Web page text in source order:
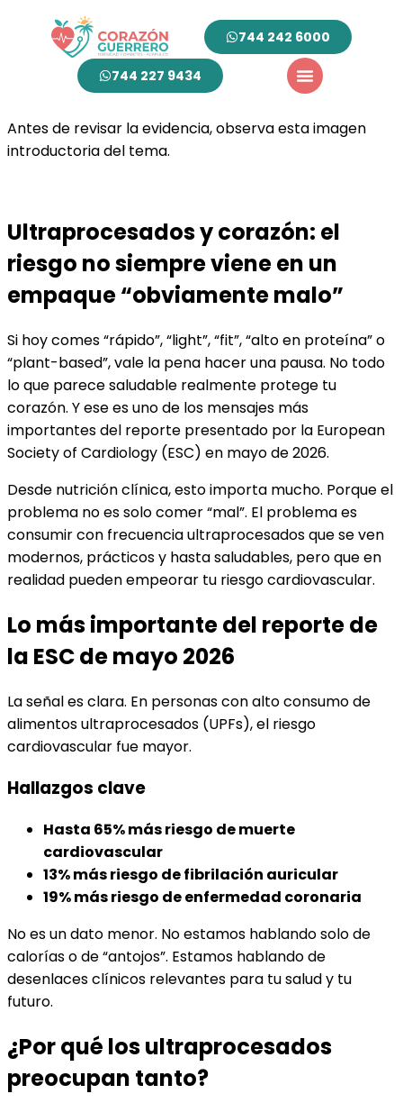
744 242 6000
744 227 9434
Antes de revisar la evidencia, observa esta imagen
introductoria del tema.
Ultraprocesados y corazón: el
riesgo no siempre viene en un
empaque “obviamente malo”
Si hoy comes “rápido”, “light”, “fit”, “alto en proteína” o
“plant-based”, vale la pena hacer una pausa. No todo
lo que parece saludable realmente protege tu
corazón. Y ese es uno de los mensajes más
importantes del reporte presentado por la European
Society of Cardiology (ESC) en mayo de 2026.
Desde nutrición clínica, esto importa mucho. Porque el
problema no es solo comer “mal”. El problema es
consumir con frecuencia ultraprocesados que se ven
modernos, prácticos y hasta saludables, pero que en
realidad pueden empeorar tu riesgo cardiovascular.
Lo más importante del reporte de
la ESC de mayo 2026
La señal es clara. En personas con alto consumo de
alimentos ultraprocesados (UPFs), el riesgo
cardiovascular fue mayor.
Hallazgos clave
Hasta 65% más riesgo de muerte
cardiovascular
13% más riesgo de fibrilación auricular
19% más riesgo de enfermedad coronaria
No es un dato menor. No estamos hablando solo de
calorías o de “antojos”. Estamos hablando de
desenlaces clínicos relevantes para tu salud y tu
futuro.
¿Por qué los ultraprocesados
preocupan tanto?